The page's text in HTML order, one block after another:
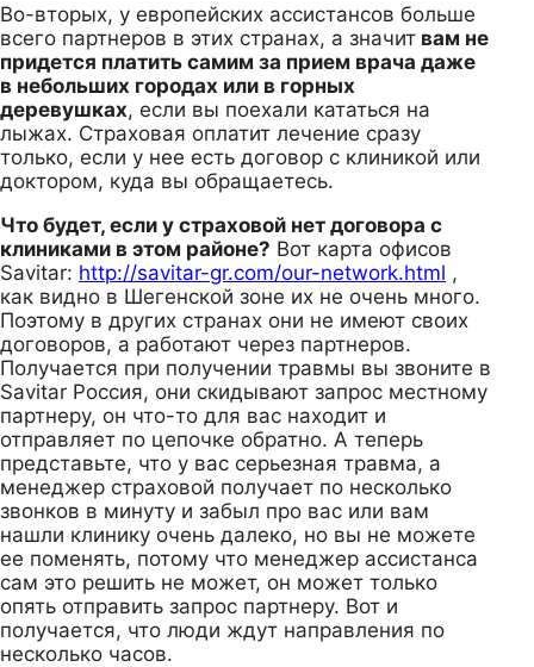
Во-вторых, у европейских ассистансов больше
всего партнеров в этих странах, а значит вам не
придется платить самим за прием врача даже
в небольших городах или в горных
деревушках, если вы поехали кататься на
лыжах. Страховая оплатит лечение сразу
только, если у нее есть договор с клиникой или
доктором, куда вы обращаетесь.
Что будет, если у страховой нет договора с
клиниками в этом районе? Вот карта офисов
Savitar: http://savitar-gr.com/our-network.html ,
как видно в Шегенской зоне их не очень много.
Поэтому в других странах они не имеют своих
договоров, а работают через партнеров.
Получается при получении травмы вы звоните в
Savitar Россия, они скидывают запрос местному
партнеру, он что-то для вас находит и
отправляет по цепочке обратно. А теперь
представьте, что у вас серьезная травма, а
менеджер страховой получает по несколько
звонков в минуту и забыл про вас или вам
нашли клинику очень далеко, но вы не можете
ее поменять, потому что менеджер ассистанса
сам это решить не может, он может только
опять отправить запрос партнеру. Вот и
получается, что люди ждут направления по
несколько часов.